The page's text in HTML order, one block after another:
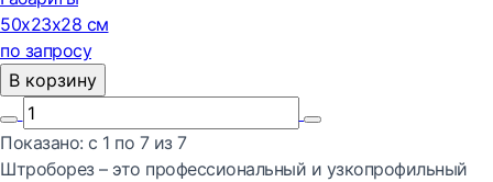
50x23x28 см
по запросу
В корзину
Показано: с 1 по 7из 7
Штроборез – это профессиональный и узкопрофильный